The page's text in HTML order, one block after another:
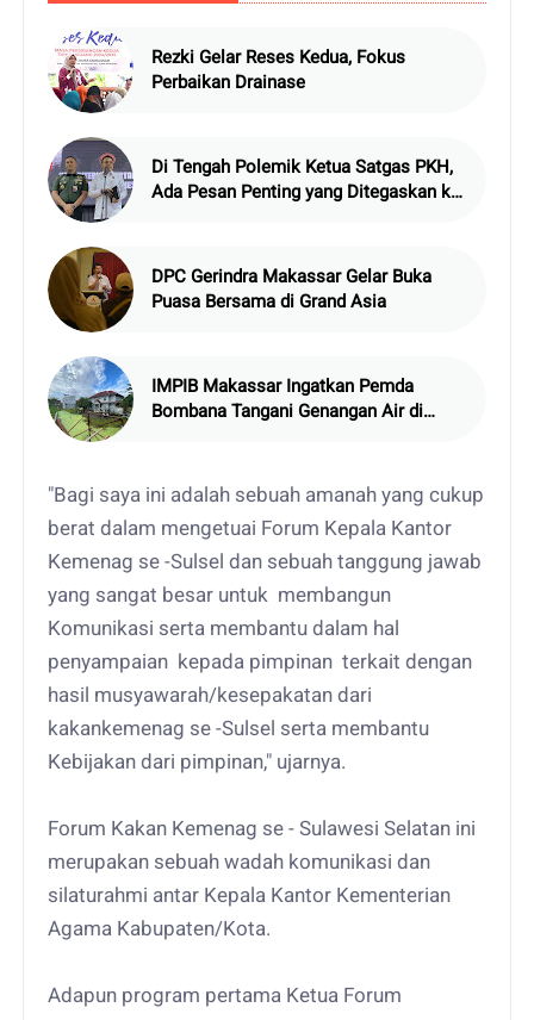
Rezki Gelar Reses Kedua, Fokus
Perbaikan Drainase
Di Tengah Polemik Ketua Satgas PKH,
Ada Pesan Penting yang Ditegaskan ke
DPC Gerindra Makassar Gelar Buka
Puasa Bersama di Grand Asia
IMPIB Makassar Ingatkan Pemda
Bombana Tangani Genangan Air di
"Bagi saya ini adalah sebuah amanah yang cukup
berat dalam mengetuai Forum Kepala Kantor
Kemenag se -Sulsel dan sebuah tanggung jawab
yang sangat besar untuk membangun
Komunikasi serta membantu dalam hal
penyampaian kepada pimpinan terkait dengan
hasil musyawarah/kesepakatan dari
kakankemenag se -Sulsel serta membantu
Kebijakan dari pimpinan," ujarnya.
Forum Kakan Kemenag se - Sulawesi Selatan ini
merupakan sebuah wadah komunikasi dan
silaturahmi antar Kepala Kantor Kementerian
Agama Kabupaten/Kota.
Adapun program pertama Ketua Forum